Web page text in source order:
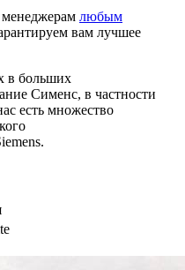
любым
вам лучшее
в больших
Сименс, в частности
есть множество